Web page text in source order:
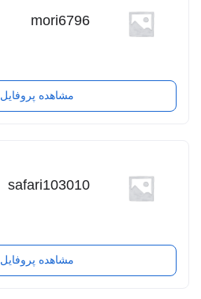
mori6796
مشاهده پروفایل
safari103010
مشاهده پروفایل